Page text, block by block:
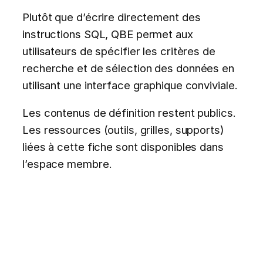
Plutôt que d’écrire directement des
instructions SQL, QBE permet aux
utilisateurs de spécifier les critères de
recherche et de sélection des données en
utilisant une interface graphique conviviale.
Les contenus de définition restent publics.
Les ressources (outils, grilles, supports)
liées à cette fiche sont disponibles dans
l’espace membre.